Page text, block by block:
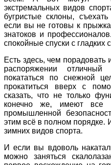
экстремальных видов
бугристые склоны,
если вы не готовы к
знатоков и
спокойные спуски с гладких
Есть здесь, чем
распоряжении
покататься по снежной
прокатиться вверх с
сказать, что не только
конечно же, имеют все
промышленной
этим всё в полном порядке.
зимних видов спорта.
И если вы вдоволь
можно заняться